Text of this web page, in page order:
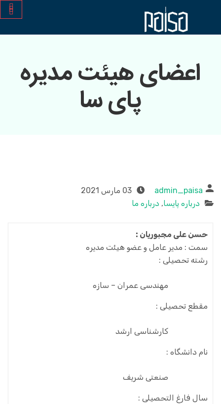
اعضای هیئت مدیره
پای سا
admin_paisa
درباره پایسا, درباره ما
حسن علی مجبوریان :
سمت : مدیر عامل و عضو هیئت مدیره
رشته تحصیلی :
مهندسی عمران – سازه
مقطع تحصیلی :
کارشناسی ارشد
نام دانشگاه :
صنعتی شریف
سال فارغ التحصیلی :